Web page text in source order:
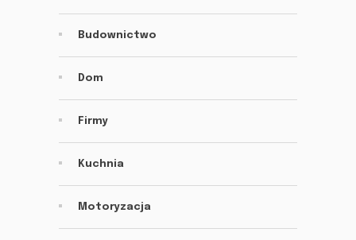
Budownictwo
Dom
Firmy
Kuchnia
Motoryzacja